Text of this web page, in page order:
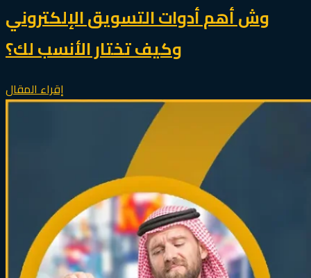
وش أهم أدوات التسويق الإلكتروني
وكيف تختار الأنسب لك؟
إقراء المقال